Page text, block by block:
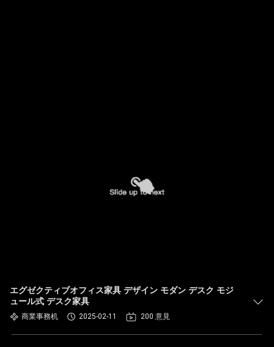
エグゼクティブオフィス家具 デザイン モダン デスク モジ
ュール式 デスク家具
商業事務机 2025-02-11 200 意見